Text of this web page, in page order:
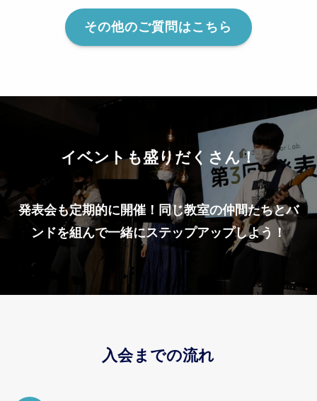
その他のご質問はこちら
イベントも盛りだくさん！
発表会も定期的に開催！同じ教室の仲間たちとバ
ンドを組んで一緒にステップアップしよう！
入会までの流れ